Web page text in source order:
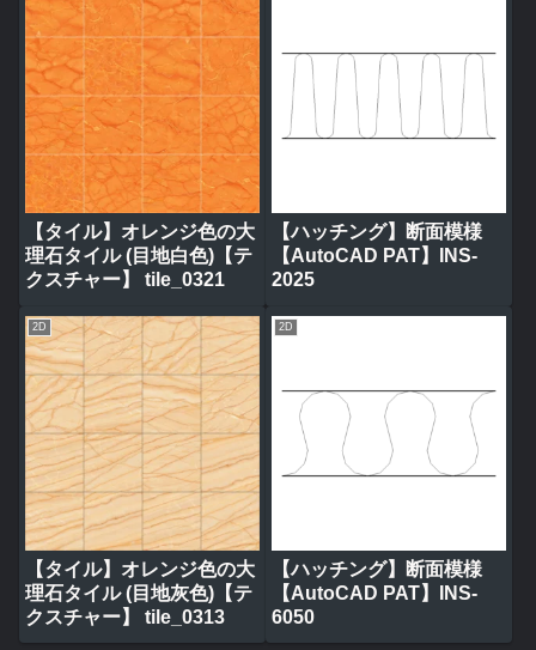
【タイル】オレンジ色の大
理石タイル (目地白色)【テ
クスチャー】 tile_0321
【ハッチング】断面模様
【AutoCAD PAT】INS-
2025
2D
【タイル】オレンジ色の大
理石タイル (目地灰色)【テ
クスチャー】 tile_0313
2D
【ハッチング】断面模様
【AutoCAD PAT】INS-
6050